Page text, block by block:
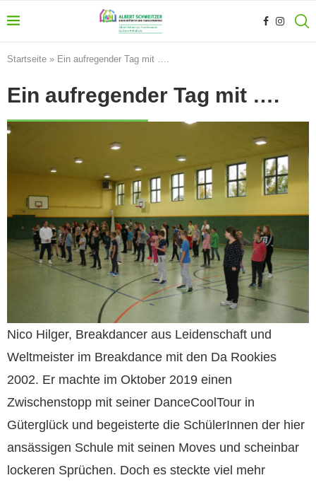
Startseite » Ein aufregender Tag mit ….
Ein aufregender Tag mit ….
Nico Hilger, Breakdancer aus Leidenschaft und
Weltmeister im Breakdance mit den Da Rookies
2002. Er machte im Oktober 2019 einen
Zwischenstopp mit seiner DanceCoolTour in
Güterglück und begeisterte die SchülerInnen der hier
ansässigen Schule mit seinen Moves und scheinbar
lockeren Sprüchen. Doch es steckte viel mehr